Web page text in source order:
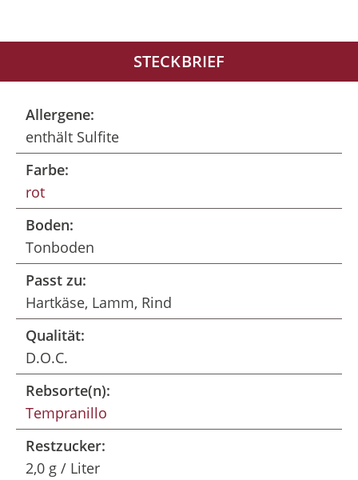
STECKBRIEF
Allergene:
enthält Sulfite
Farbe:
rot
Boden:
Tonboden
Passt zu:
Hartkäse, Lamm, Rind
Qualität:
D.O.C.
Rebsorte(n):
Tempranillo
Restzucker:
2,0 g / Liter